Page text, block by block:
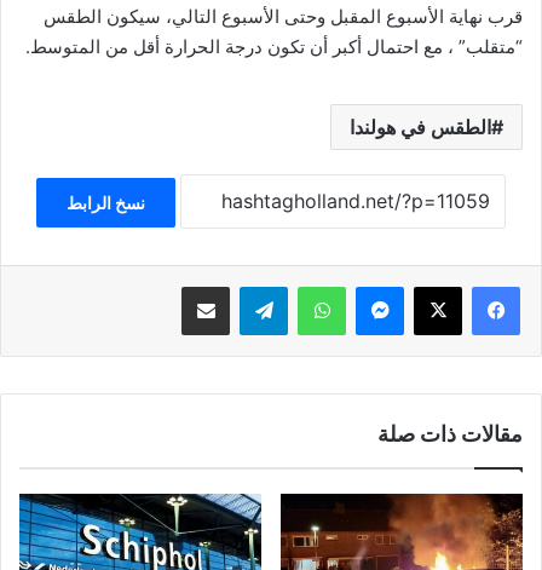
قرب نهاية الأسبوع المقبل وحتى الأسبوع التالي، سيكون الطقس
“متقلب” ، مع احتمال أكبر أن تكون درجة الحرارة أقل من المتوسط.
الطقس في هولندا
نسخ الرابط
فيسبوك ‫X ماسنجر واتساب تيلقرام مشاركة عبر البريد
مقالات ذات صلة